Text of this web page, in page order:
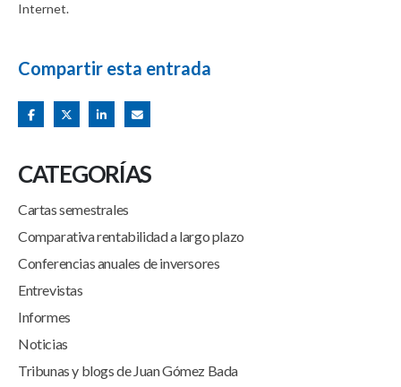
Internet.
Compartir esta entrada
CATEGORÍAS
Cartas semestrales
Comparativa rentabilidad a largo plazo
Conferencias anuales de inversores
Entrevistas
Informes
Noticias
Tribunas y blogs de Juan Gómez Bada